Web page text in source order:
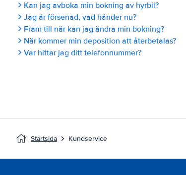
Kan jag avboka min bokning av hyrbil?
Jag är försenad, vad händer nu?
Fram till när kan jag ändra min bokning?
När kommer min deposition att återbetalas?
Var hittar jag ditt telefonnummer?
Startsida Kundservice